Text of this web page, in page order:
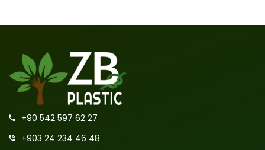
+90 542 597 62 27
+903 24 234 46 48